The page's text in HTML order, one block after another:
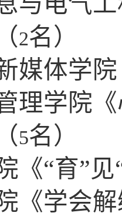
2名）
媒体学院
理学院
5名）
《“育”
《学会